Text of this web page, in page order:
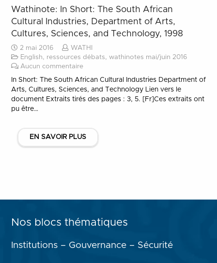
Wathinote: In Short: The South African
Cultural Industries, Department of Arts,
Cultures, Sciences, and Technology, 1998
2 mai 2016
WATHI
English, ressources débats, wathinotes mai/juin 2016
Aucun commentaire
In Short: The South African Cultural Industries Department of
Arts, Cultures, Sciences, and Technology Lien vers le
document Extraits tirés des pages : 3, 5. [Fr]Ces extraits ont
pu être…
EN SAVOIR PLUS
Nos blocs thématiques
Institutions – Gouvernance – Sécurité